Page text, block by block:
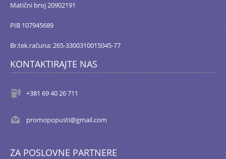
Matični broj 20902191
PIB 107945689
Br.tek.računa: 265-3300310015045-77
KONTAKTIRAJTE NAS
+381 69 40 26 711
promopopusti@gmail.com
ZA POSLOVNE PARTNERE